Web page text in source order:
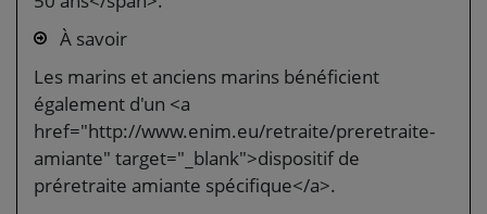
À savoir
Les marins et anciens marins bénéficient
également d'un <a
href="http://www.enim.eu/retraite/preretraite-
amiante" target="_blank">dispositif de
préretraite amiante spécifique</a>.